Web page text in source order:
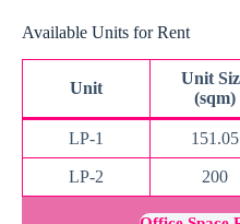
Available Units for Rent
Unit
Unit
(sqm)
LP-1 151.05
LP-2 200